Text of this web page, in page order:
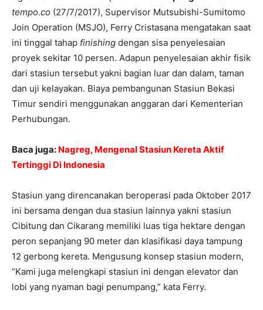
tempo.co (27/7/2017), Supervisor Mutsubishi-Sumitomo
Join Operation (MSJO), Ferry Cristasana mengatakan saat
ini tinggal tahap finishing dengan sisa penyelesaian
proyek sekitar 10 persen. Adapun penyelesaian akhir fisik
dari stasiun tersebut yakni bagian luar dan dalam, taman
dan uji kelayakan. Biaya pembangunan Stasiun Bekasi
Timur sendiri menggunakan anggaran dari Kementerian
Perhubungan.
Baca juga: Nagreg, Mengenal Stasiun Kereta Aktif
Tertinggi Di Indonesia
Stasiun yang direncanakan beroperasi pada Oktober 2017
ini bersama dengan dua stasiun lainnya yakni stasiun
Cibitung dan Cikarang memiliki luas tiga hektare dengan
peron sepanjang 90 meter dan klasifikasi daya tampung
12 gerbong kereta. Mengusung konsep stasiun modern,
“Kami juga melengkapi stasiun ini dengan elevator dan
lobi yang nyaman bagi penumpang,” kata Ferry.